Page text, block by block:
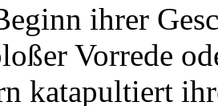
ihrer
Vorrede
katapultiert